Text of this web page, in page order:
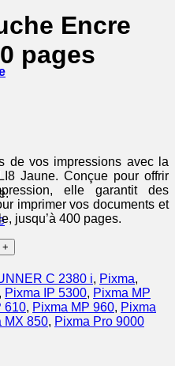
Encre
pages
de vos impressions avec la
Jaune. Conçue pour offrir
elle garantit des
imprimer vos documents et
jusqu’à 400 pages.
C 2380 i, Pixma,
, Pixma IP 5300, Pixma MP
610, Pixma MP 960, Pixma
MX 850, Pixma Pro 9000